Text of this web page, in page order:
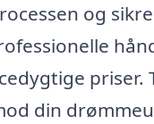
og
priser.
din